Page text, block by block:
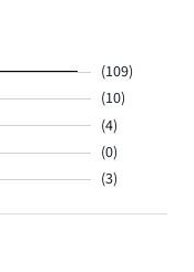
(109)
(10)
(4)
(0)
(3)